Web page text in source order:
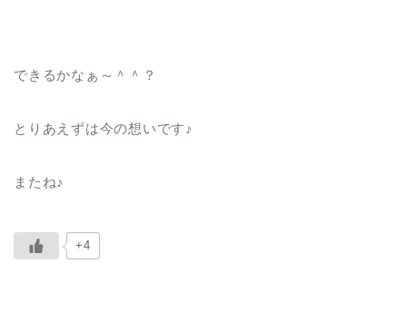
できるかなぁ～＾＾？
とりあえずは今の想いです♪
またね♪
+4